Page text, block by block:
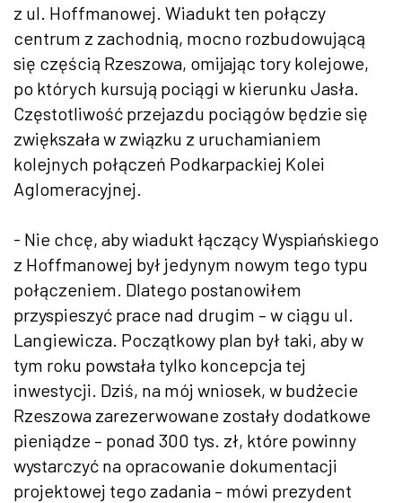
z ul. Hoffmanowej. Wiadukt ten połączy
centrum z zachodnią, mocno rozbudowującą
się częścią Rzeszowa, omijając tory kolejowe,
po których kursują pociągi w kierunku Jasła.
Częstotliwość przejazdu pociągów będzie się
zwiększała w związku z uruchamianiem
kolejnych połączeń Podkarpackiej Kolei
Aglomeracyjnej.
- Nie chcę, aby wiadukt łączący Wyspiańskiego
z Hoffmanowej był jedynym nowym tego typu
połączeniem. Dlatego postanowiłem
przyspieszyć prace nad drugim – w ciągu ul.
Langiewicza. Początkowy plan był taki, aby w
tym roku powstała tylko koncepcja tej
inwestycji. Dziś, na mój wniosek, w budżecie
Rzeszowa zarezerwowane zostały dodatkowe
pieniądze – ponad 300 tys. zł, które powinny
wystarczyć na opracowanie dokumentacji
projektowej tego zadania – mówi prezydent